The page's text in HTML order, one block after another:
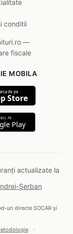
conditii
—
fiscale
MOBILA
de pe
Store
PE
Play
actualizate la
Șerban
uri directe SOCAR și
·